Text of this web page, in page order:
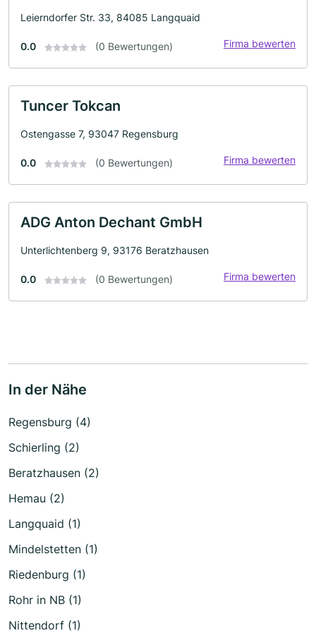
Leierndorfer Str. 33, 84085 Langquaid
0.0 (0 Bewertungen) Firma bewerten
Tuncer Tokcan
Ostengasse 7, 93047 Regensburg
0.0 (0 Bewertungen) Firma bewerten
ADG Anton Dechant GmbH
Unterlichtenberg 9, 93176 Beratzhausen
0.0 (0 Bewertungen) Firma bewerten
In der Nähe
Regensburg (4)
Schierling (2)
Beratzhausen (2)
Hemau (2)
Langquaid (1)
Mindelstetten (1)
Riedenburg (1)
Rohr in NB (1)
Nittendorf (1)